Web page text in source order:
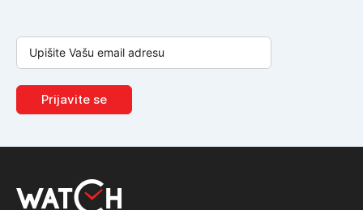
Prijavite se